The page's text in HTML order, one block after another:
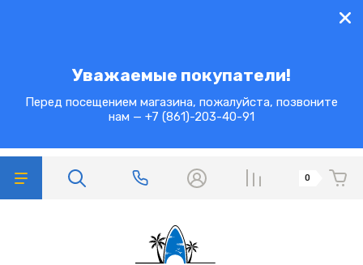
Уважаемые покупатели!
Перед посещением магазина, пожалуйста, позвоните
нам — +7 (861)-203-40-91
0